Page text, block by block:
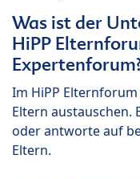
Was ist der
HiPP
Im HiPP
Eltern austauschen.
oder antworte auf
Eltern.